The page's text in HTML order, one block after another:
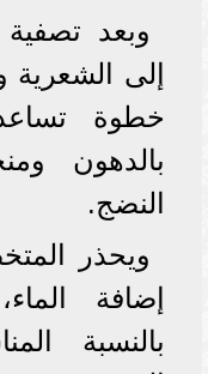
وبعد
إلى
خطوة
بالدهون
النضج.
ويحذر
إضافة
بالنسبة